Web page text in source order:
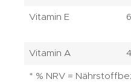
Vitamin E
Vitamin A
* % NRV =